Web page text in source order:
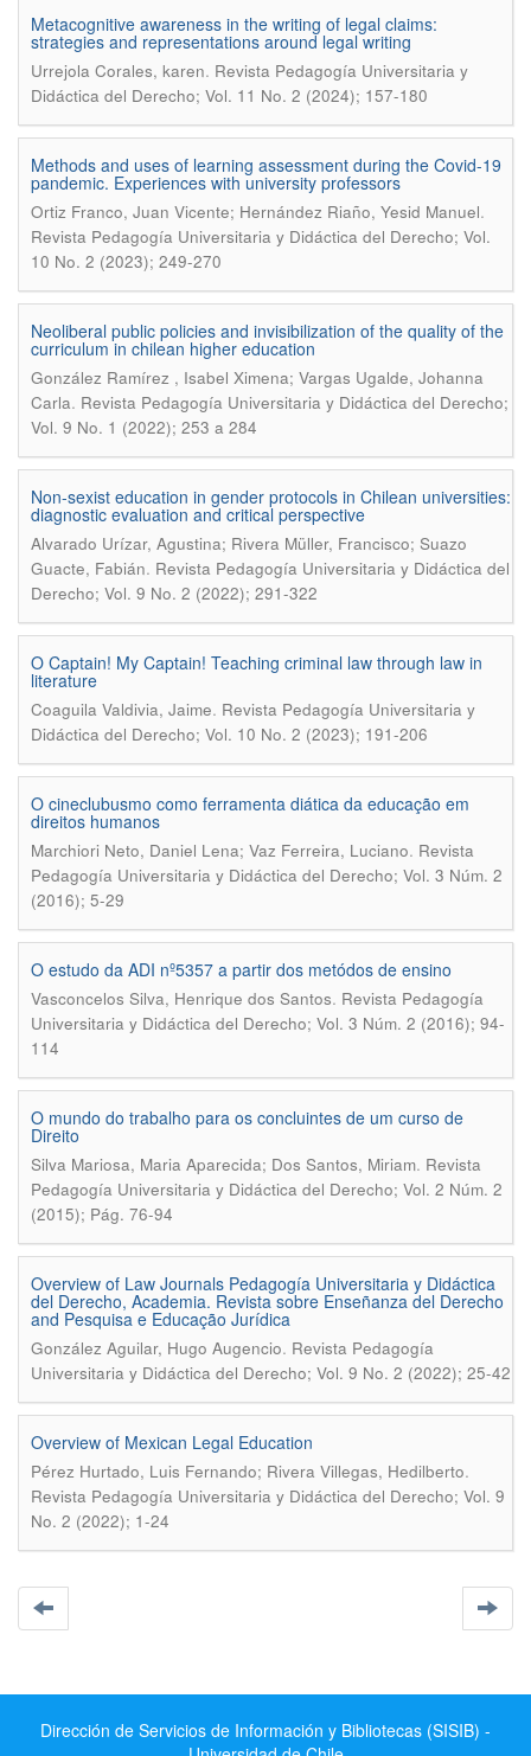
Metacognitive awareness in the writing of legal claims:
strategies and representations around legal writing
Urrejola Corales, karen. Revista Pedagogía Universitaria y
Didáctica del Derecho; Vol. 11 No. 2 (2024); 157-180
Methods and uses of learning assessment during the Covid-19
pandemic. Experiences with university professors
Ortiz Franco, Juan Vicente; Hernández Riaño, Yesid Manuel.
Revista Pedagogía Universitaria y Didáctica del Derecho; Vol.
10 No. 2 (2023); 249-270
Neoliberal public policies and invisibilization of the quality of the
curriculum in chilean higher education
González Ramírez , Isabel Ximena; Vargas Ugalde, Johanna
Carla. Revista Pedagogía Universitaria y Didáctica del Derecho;
Vol. 9 No. 1 (2022); 253 a 284
Non-sexist education in gender protocols in Chilean universities:
diagnostic evaluation and critical perspective
Alvarado Urízar, Agustina; Rivera Müller, Francisco; Suazo
Guacte, Fabián. Revista Pedagogía Universitaria y Didáctica del
Derecho; Vol. 9 No. 2 (2022); 291-322
O Captain! My Captain! Teaching criminal law through law in
literature
Coaguila Valdivia, Jaime. Revista Pedagogía Universitaria y
Didáctica del Derecho; Vol. 10 No. 2 (2023); 191-206
O cineclubusmo como ferramenta diática da educação em
direitos humanos
Marchiori Neto, Daniel Lena; Vaz Ferreira, Luciano. Revista
Pedagogía Universitaria y Didáctica del Derecho; Vol. 3 Núm. 2
(2016); 5-29
O estudo da ADI nº5357 a partir dos metódos de ensino
Vasconcelos Silva, Henrique dos Santos. Revista Pedagogía
Universitaria y Didáctica del Derecho; Vol. 3 Núm. 2 (2016); 94-
114
O mundo do trabalho para os concluintes de um curso de
Direito
Silva Mariosa, Maria Aparecida; Dos Santos, Miriam. Revista
Pedagogía Universitaria y Didáctica del Derecho; Vol. 2 Núm. 2
(2015); Pág. 76-94
Overview of Law Journals Pedagogía Universitaria y Didáctica
del Derecho, Academia. Revista sobre Enseñanza del Derecho
and Pesquisa e Educação Jurídica
González Aguilar, Hugo Augencio. Revista Pedagogía
Universitaria y Didáctica del Derecho; Vol. 9 No. 2 (2022); 25-42
Overview of Mexican Legal Education
Pérez Hurtado, Luis Fernando; Rivera Villegas, Hedilberto.
Revista Pedagogía Universitaria y Didáctica del Derecho; Vol. 9
No. 2 (2022); 1-24
Dirección de Servicios de Información y Bibliotecas (SISIB) -